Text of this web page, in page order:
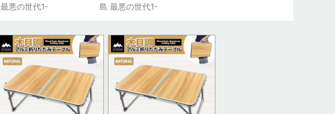
最悪の世代1-
島 最悪の世代1-